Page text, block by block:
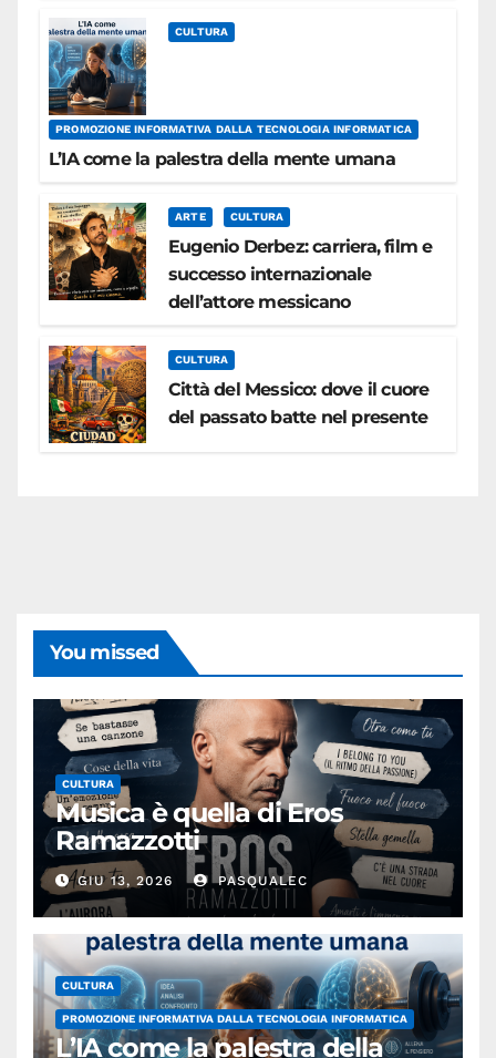
CULTURA
PROMOZIONE INFORMATIVA DALLA TECNOLOGIA INFORMATICA
L’IA come la palestra della mente umana
ARTE CULTURA
Eugenio Derbez: carriera, film e
successo internazionale
dell’attore messicano
CULTURA
Città del Messico: dove il cuore
del passato batte nel presente
You missed
CULTURA
Musica è quella di Eros
Ramazzotti
GIU 13, 2026 PASQUALEC
CULTURA
PROMOZIONE INFORMATIVA DALLA TECNOLOGIA INFORMATICA
L’IA come la palestra della